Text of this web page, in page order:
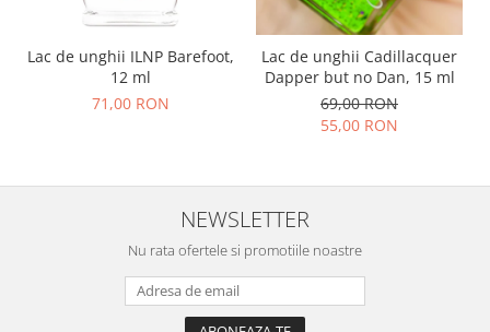
Lac de unghii ILNP Barefoot,
12 ml
71,00 RON
Lac de unghii Cadillacquer
Dapper but no Dan, 15 ml
69,00 RON
55,00 RON
NEWSLETTER
Nu rata ofertele si promotiile noastre